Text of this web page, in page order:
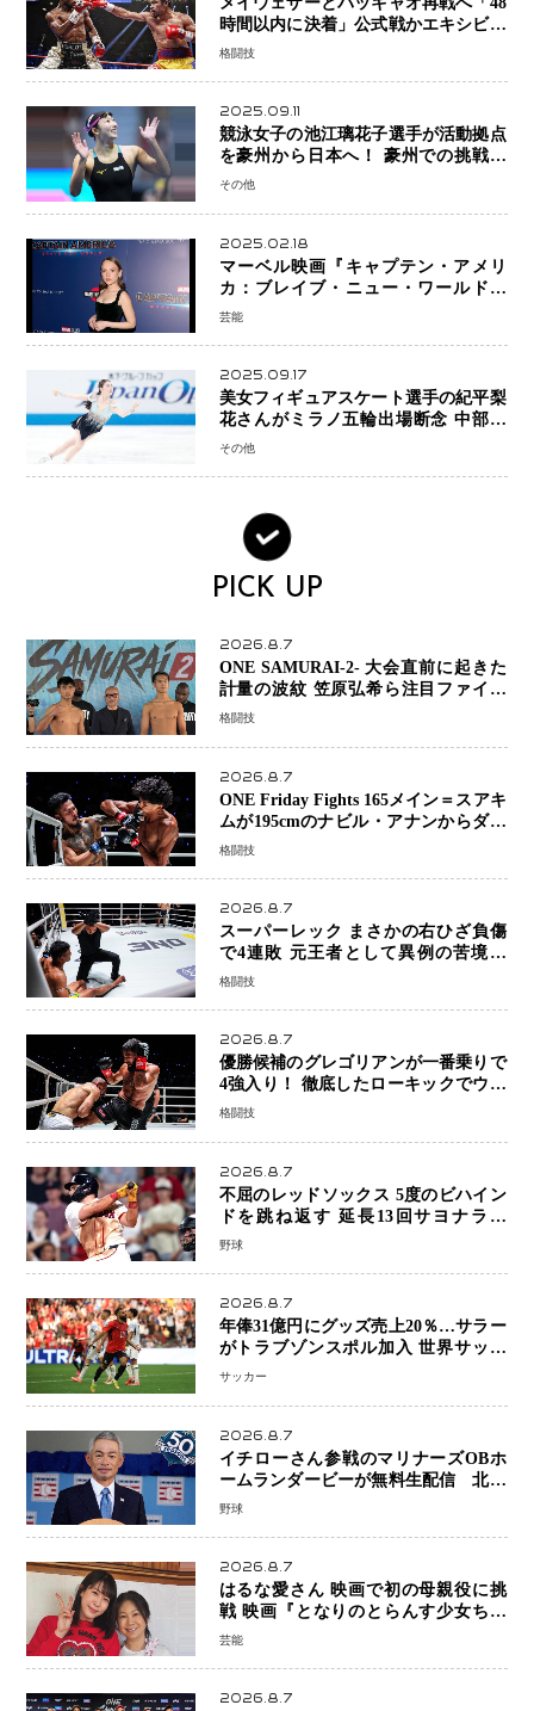
時間以内に決着」公式戦かエキシビシ
ョンか混迷続く
格闘技
2025.09.11
競泳女子の池江璃花子選手が活動拠点
を豪州から日本へ！ 豪州での挑戦を
糧に、28年ロサンゼルス五輪へ再始動
その他
2025.02.18
マーベル映画『キャプテン・アメリ
カ：ブレイブ・ニュー・ワールド』
新ブラック・ウィドウ役のシラ・ハー
芸能
2025.09.17
美女フィギュアスケート選手の紀平梨
花さんがミラノ五輪出場断念 中部選
手権欠場を発表「安全最優先の判断」
その他
PICK UP
2026.8.7
ONE SAMURAI-2- 大会直前に起きた
計量の波紋 笠原弘希ら注目ファイタ
ーは契約体重で決戦へ、山本歩夢と平
格闘技
2026.8.7
ONE Friday Fights 165メイン＝スアキ
ムが195cmのナビル・アナンからダウ
ン奪取！猛反撃を耐え抜き判定勝利、
格闘技
2026.8.7
スーパーレック まさかの右ひざ負傷
で4連敗 元王者として異例の苦境…
「アクシデント」でも消えない危険信
格闘技
2026.8.7
優勝候補のグレゴリアンが一番乗りで
4強入り！ 徹底したローキックでウス
ビャンを攻略、判定勝利
格闘技
2026.8.7
不屈のレッドソックス 5度のビハイン
ドを跳ね返す 延長13回サヨナラ勝
ち 吉田正尚選手も2安打1打点で貢献 4
野球
2026.8.7
年俸31億円にグッズ売上20％…サラー
がトラブゾンスポル加入 世界サッカ
ーは「五大リーグ一強」から新時代へ
サッカー
2026.8.7
イチローさん参戦のマリナーズOBホ
ームランダービーが無料生配信 北米
ならではの“魅せる興行”に世界が注目
野球
2026.8.7
はるな愛さん 映画で初の母親役に挑
戦 映画『となりのとらんす少女ちゃ
ん』11月7日公開 未来の自分との対話
芸能
2026.8.7